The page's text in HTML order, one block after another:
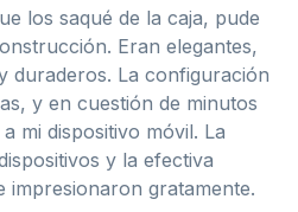
los saqué de la caja, pude
Eran elegantes,
duraderos. La configuración
y en cuestión de minutos
mi dispositivo móvil. La
y la efectiva
impresionaron gratamente.